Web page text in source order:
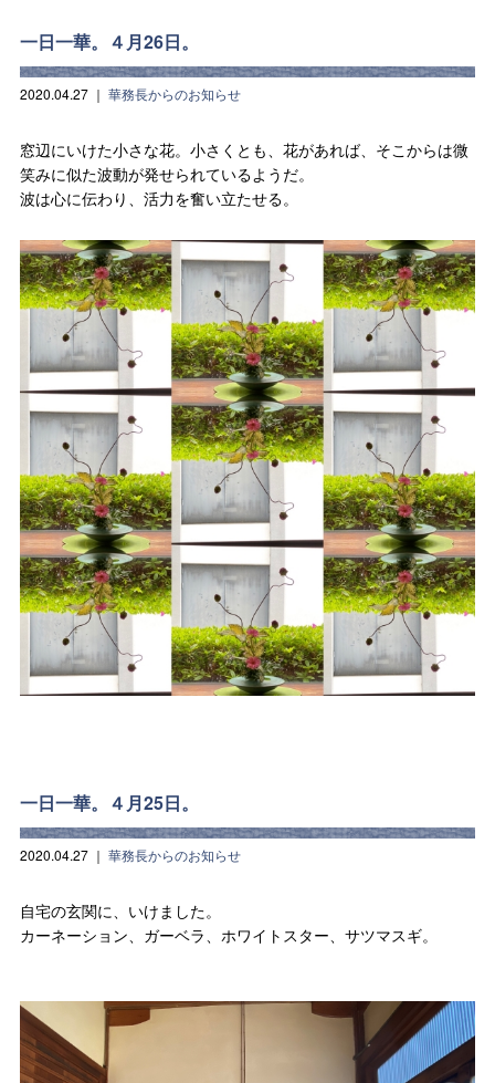
一日一華。４月26日。
2020.04.27｜ 華務長からのお知らせ
窓辺にいけた小さな花。小さくとも、花があれば、そこからは微
笑みに似た波動が発せられているようだ。
波は心に伝わり、活力を奮い立たせる。
一日一華。４月25日。
2020.04.27｜ 華務長からのお知らせ
自宅の玄関に、いけました。
カーネーション、ガーベラ、ホワイトスター、サツマスギ。